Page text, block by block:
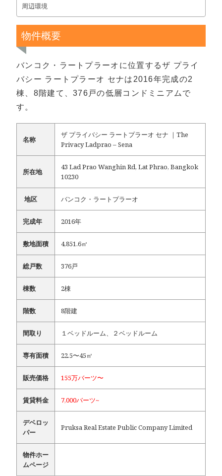
周辺環境
物件概要
バンコク・ラートプラーオに位置するザ プライ
バシー ラートプラーオ セナは2016年完成の2
棟、8階建て、376戸の低層コンドミニアムで
す。
名称
ザ プライバシー ラートプラーオ セナ ｜The
Privacy Ladprao – Sena
所在地
43 Lad Prao Wanghin Rd, Lat Phrao, Bangkok
10230
地区 バンコク・ラートプラーオ
完成年 2016年
敷地面積 4,851.6㎡
総戸数 376戸
棟数 2棟
階数 8階建
間取り １ベッドルーム、２ベッドルーム
専有面積 22.5〜45㎡
販売価格 155万バーツ〜
賃貸料金 7,000バーツ~
デベロッ
パー
Pruksa Real Estate Public Company Limited
物件ホー
ムページ